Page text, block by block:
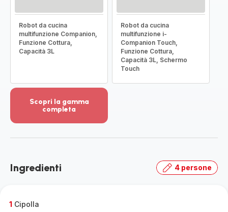
Robot da cucina
multifunzione Companion,
Funzione Cottura,
Capacità 3L
Robot da cucina
multifunzione i-
Companion Touch,
Funzione Cottura,
Capacità 3L, Schermo
Touch
Scopri la gamma
completa
dettagli
la
Ingredienti 4 persone
1 Cipolla